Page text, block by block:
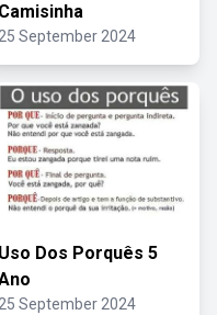
Camisinha
25 September 2024
Uso Dos Porquês 5
25 September 2024